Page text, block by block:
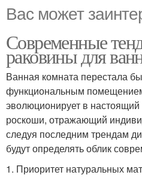
Вас может
Современные
раковины для
Ванная комната перестала
функциональным
эволюционирует в настоящий
роскоши, отражающий
следуя последним трендам
будут определять облик
1. Приоритет натуральных